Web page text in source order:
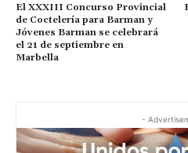
El XXXIII Concurso Provincial
de Coctelería para Barman y
Jóvenes Barman se celebrará
el 21 de septiembre en
Marbella
-